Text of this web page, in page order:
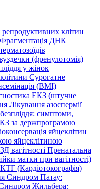
клітин
Фрагментація ДНК
(френулотомія)
у жінок
Сурогатне
(ВМІ)
ЕКЗ (штучне
Лікування азоспермії
симптоми,
за держпрограмою
яйцеклітин
яйцеклітиною
вагітності Пренатальна
матки при вагітності)
КТГ (Кардіотокографія)
Синдром Патау:
Жильбера: